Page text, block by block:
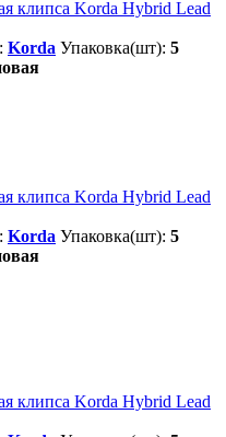
клипса Korda Hybrid Lead
Korda Упаковка(шт): 5
клипса Korda Hybrid Lead
Korda Упаковка(шт): 5
клипса Korda Hybrid Lead